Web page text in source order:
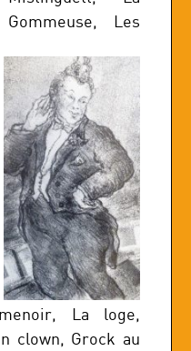
Gommeuse, Les
La loge,
clown, Grock au